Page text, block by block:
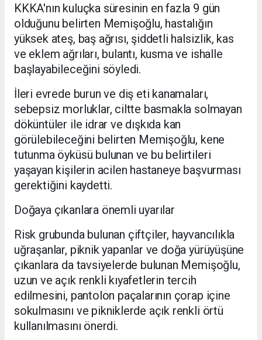
KKKA'nın kuluçka süresinin en fazla 9 gün
olduğunu belirten Memişoğlu, hastalığın
yüksek ateş, baş ağrısı, şiddetli halsizlik, kas
ve eklem ağrıları, bulantı, kusma ve ishalle
başlayabileceğini söyledi.
İleri evrede burun ve diş eti kanamaları,
sebepsiz morluklar, ciltte basmakla solmayan
döküntüler ile idrar ve dışkıda kan
görülebileceğini belirten Memişoğlu, kene
tutunma öyküsü bulunan ve bu belirtileri
yaşayan kişilerin acilen hastaneye başvurması
gerektiğini kaydetti.
Doğaya çıkanlara önemli uyarılar
Risk grubunda bulunan çiftçiler, hayvancılıkla
uğraşanlar, piknik yapanlar ve doğa yürüyüşüne
çıkanlara da tavsiyelerde bulunan Memişoğlu,
uzun ve açık renkli kıyafetlerin tercih
edilmesini, pantolon paçalarının çorap içine
sokulmasını ve pikniklerde açık renkli örtü
kullanılmasını önerdi.